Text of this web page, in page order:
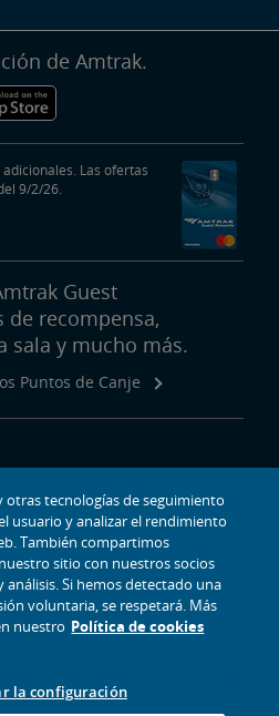
de Amtrak.
Las ofertas
9/2/26.
Guest
de recompensa,
sala y mucho más.
Puntos de Canje
otras tecnologías de seguimiento
usuario y analizar el rendimiento
También compartimos
sitio con nuestros socios
análisis. Si hemos detectado una
voluntaria, se respetará. Más
nuestro Política de cookies
la configuración